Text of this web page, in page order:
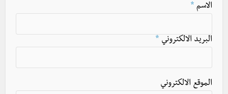
الاسم *
البريد الالكتروني *
الموقع الالكتروني